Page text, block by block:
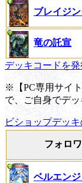
ブレイジ
竜の託宣
デッキコードを発
※【PC専用サイ
で、ご自身でデ
ビショップデッ
フォロ
ベルエン